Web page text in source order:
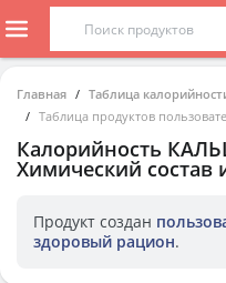
Главная
Таблица
Таблица продуктов
Калорийность
Химический состав
Продукт создан
здоровый рацион.